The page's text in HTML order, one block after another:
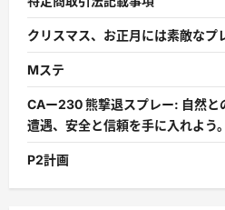
クリスマス、お正月には素敵なプ
Mステ
CAー230 熊撃退スプレー: 自然と
遭遇、安全と信頼を手に入れよう。
P2計画